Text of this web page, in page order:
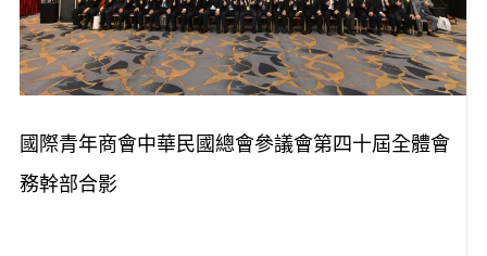
國際青年商會中華民國總會參議會第四十屆全體會
務幹部合影